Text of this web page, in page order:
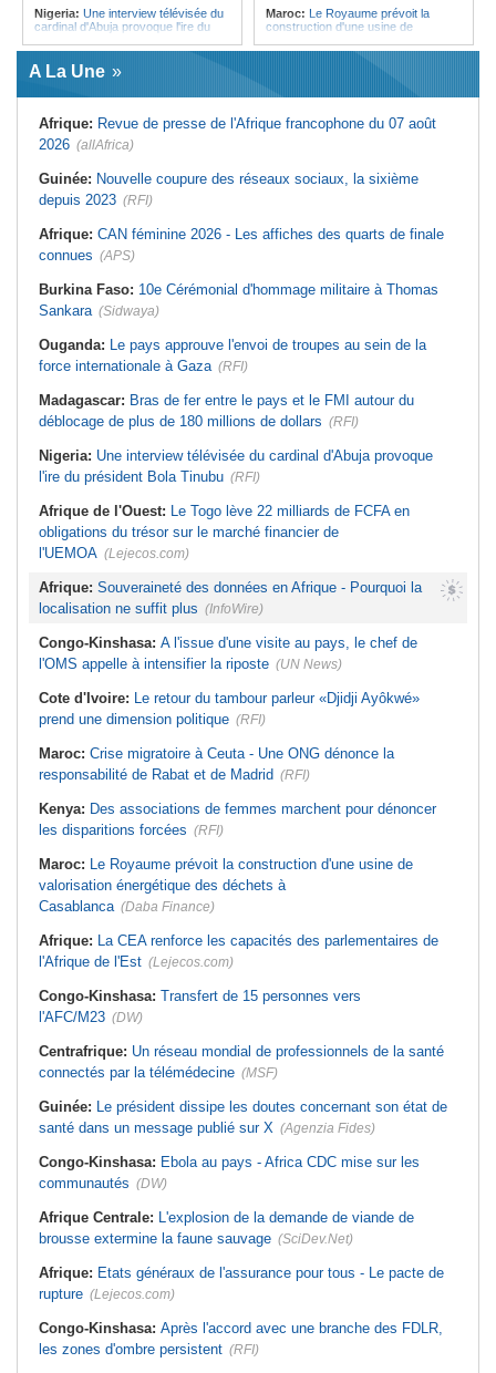
Nigeria: Une interview télévisée du
cardinal d'Abuja provoque l'ire du
Afrique de l'Ouest:
22 milliards de FCFA en obligations
l'UEMOA
Cote d'Ivoire:Le retour du tambour
parleur «Djidji Ayôkwé» prend une
dimension politique
Guinée:
Le président dissipe les
doutes concernant son état de
santé dans un message publié sur X
l'assurance pour tous - Le pacte de
- Les retards du calendrier
alimentent les soupçons d'un report
Maroc: Le Royaume prévoit la
construction d'une usine de
déchets à Casablanca
agents de sécurité, selon des
associations
Maroc:Au-délà du communiqué -
de Sebta
Tunisie: Basket - Eliminatoires
A La Une
Afrique: Revue de presse de l'Afrique francophone du 07 août
2026 (allAfrica)
Guinée: Nouvelle coupure des réseaux sociaux, la sixième
depuis 2023 (RFI)
Afrique: CAN féminine 2026 - Les affiches des quarts de finale
connues (APS)
Burkina Faso: 10e Cérémonial d'hommage militaire à Thomas
Sankara (Sidwaya)
Ouganda: Le pays approuve l'envoi de troupes au sein de la
force internationale à Gaza (RFI)
Madagascar: Bras de fer entre le pays et le FMI autour du
déblocage de plus de 180 millions de dollars (RFI)
Nigeria: Une interview télévisée du cardinal d'Abuja provoque
l'ire du président Bola Tinubu (RFI)
Afrique de l'Ouest: Le Togo lève 22 milliards de FCFA en
obligations du trésor sur le marché financier de
l'UEMOA (Lejecos.com)
Afrique: Souveraineté des données en Afrique - Pourquoi la
localisation ne suffit plus (InfoWire)
Congo-Kinshasa: A l'issue d'une visite au pays, le chef de
l'OMS appelle à intensifier la riposte (UN News)
Cote d'Ivoire: Le retour du tambour parleur «Djidji Ayôkwé»
prend une dimension politique (RFI)
Maroc: Crise migratoire à Ceuta - Une ONG dénonce la
responsabilité de Rabat et de Madrid (RFI)
Kenya: Des associations de femmes marchent pour dénoncer
les disparitions forcées (RFI)
Maroc: Le Royaume prévoit la construction d'une usine de
valorisation énergétique des déchets à
Casablanca (Daba Finance)
Afrique: La CEA renforce les capacités des parlementaires de
l'Afrique de l'Est (Lejecos.com)
Congo-Kinshasa: Transfert de 15 personnes vers
l'AFC/M23 (DW)
Centrafrique: Un réseau mondial de professionnels de la santé
connectés par la télémédecine (MSF)
Guinée: Le président dissipe les doutes concernant son état de
santé dans un message publié sur X (Agenzia Fides)
Congo-Kinshasa: Ebola au pays - Africa CDC mise sur les
communautés (DW)
Afrique Centrale: L'explosion de la demande de viande de
brousse extermine la faune sauvage (SciDev.Net)
Afrique: Etats généraux de l'assurance pour tous - Le pacte de
rupture (Lejecos.com)
Congo-Kinshasa: Après l'accord avec une branche des FDLR,
les zones d'ombre persistent (RFI)